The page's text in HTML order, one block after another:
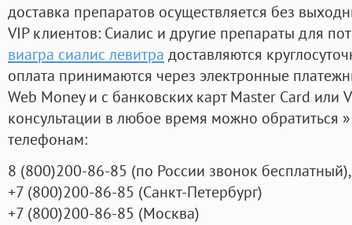
доставка препаратов осуществляется без
VIP клиентов: Сиалис и другие препараты для
виагра сиалис левитра доставляются
оплата принимаются через электронные
Web Money и с банковских карт Master Card или
консультации в любое время можно обратиться
телефонам:
8 (800)200-86-85 (по России звонок бесплатный),
+7 (800)200-86-85 (Санкт-Петербург)
+7 (800)200-86-85 (Москва)